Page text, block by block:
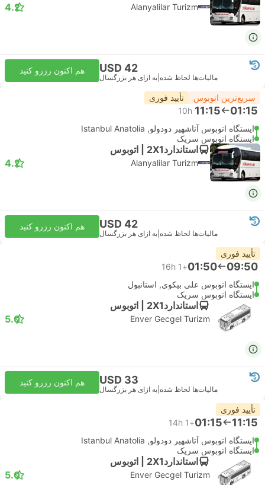
Alanyalilar Turizm
4.2
USD 42
مالیات‌ها لحاظ شده به ازای هر بزرگسال
هم اکنون رزرو کنید
سریع‌ترین اتوبوس تأیید فوری
01:15
11:15
10h
ایستگاه اتوبوس آتاشهیر دودولو, Istanbul Anatolia
ایستگاه اتوبوس سریک
استاندارد2X1 | اتوبوس
Alanyalilar Turizm
4.2
USD 42
مالیات‌ها لحاظ شده به ازای هر بزرگسال
هم اکنون رزرو کنید
تأیید فوری
09:50
01:50
+1
16h
ایستگاه اتوبوس علی بیکوی, استانبول
ایستگاه اتوبوس سریک
استاندارد2X1 | اتوبوس
Enver Gecgel Turizm
5.0
USD 33
مالیات‌ها لحاظ شده به ازای هر بزرگسال
هم اکنون رزرو کنید
تأیید فوری
11:15
01:15
+1
14h
ایستگاه اتوبوس آتاشهیر دودولو, Istanbul Anatolia
ایستگاه اتوبوس سریک
استاندارد2X1 | اتوبوس
Enver Gecgel Turizm
5.0